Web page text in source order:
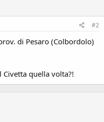
#2
di Pesaro (Colbordolo)
quella volta?!